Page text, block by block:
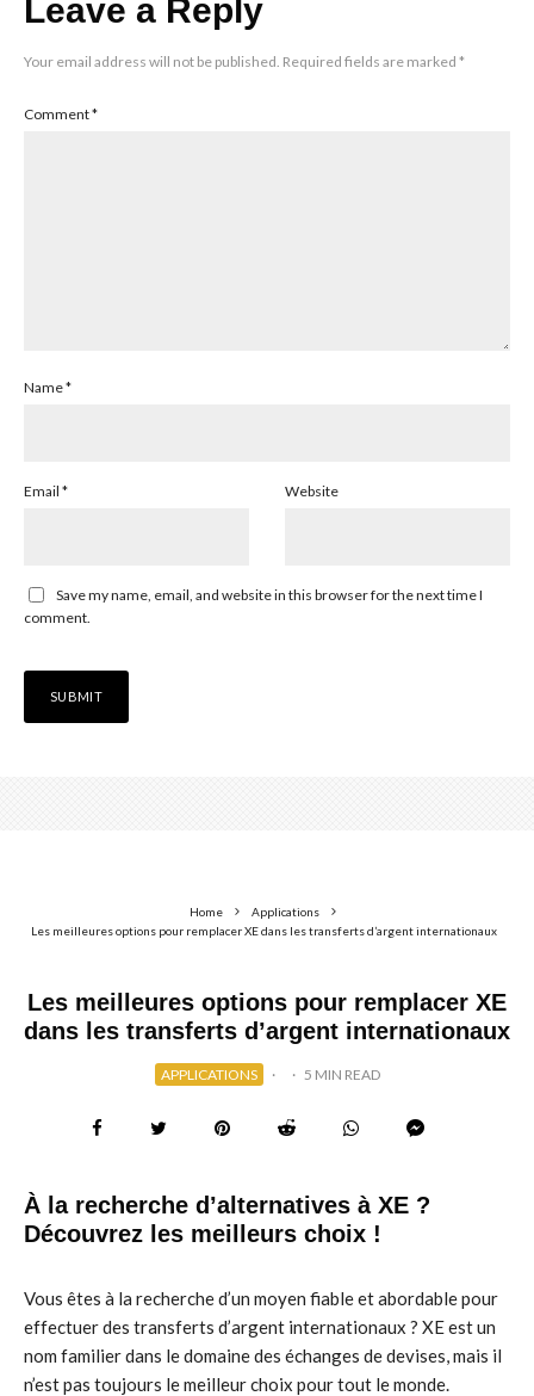
Leave a Reply
Your email address will not be published. Required fields are marked *
Comment*
Name*
Email * Website
Save my name, email, and website in this browser for the next time I
comment.
Home
Applications
Les meilleures options pour remplacer XE dans les transferts d’argent internationaux
Les meilleures options pour remplacer XE
dans les transferts d’argent internationaux
APPLICATIONS · · 5 MIN READ
À la recherche d’alternatives à XE ?
Découvrez les meilleurs choix !
Vous êtes à la recherche d’un moyen fiable et abordable pour
effectuer des transferts d’argent internationaux ? XE est un
nom familier dans le domaine des échanges de devises, mais il
n’est pas toujours le meilleur choix pour tout le monde.